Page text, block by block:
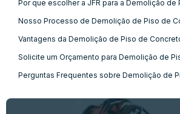
Por que escolher a JFR para a Demolição de
Nosso Processo de Demolição de Piso de
Vantagens da Demolição de Piso de
Solicite um Orçamento para Demolição de
Perguntas Frequentes sobre Demolição de